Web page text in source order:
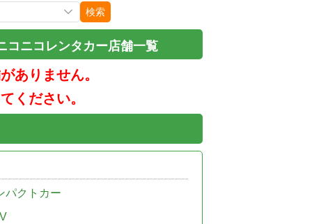
検索
コニコレンタカー店舗一覧
ありません。
ください。
パクトカー